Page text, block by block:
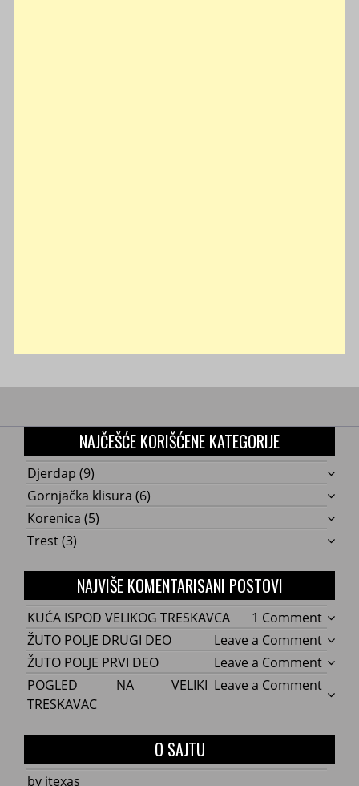
NAJČEŠĆE KORIŠĆENE KATEGORIJE
Djerdap (9)
Gornjačka klisura (6)
Korenica (5)
Trest(3)
NAJVIŠE KOMENTARISANI POSTOVI
1 Commenton
KUĆA
ISPOD
KUĆA ISPOD VELIKOG TRESKAVCA
Leave a Commenton
ŽUTO
POLJE
ŽUTO POLJE DRUGI DEO
Leave a Commenton
ŽUTO
POLJE
DEO
ŽUTO POLJE PRVI DEO
Leave a Commenton
POGLED NA VELIKI
TRESKAVAC
O SAJTU
by itexas